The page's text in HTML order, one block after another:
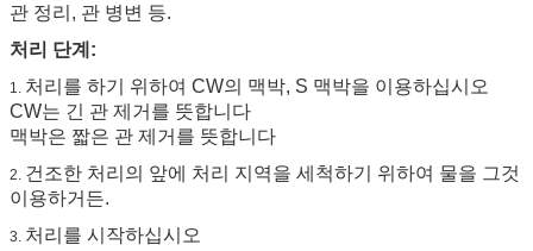
관 정리, 관 병변 등.
처리 단계:
1. 처리를 하기 위하여 CW의 맥박, S 맥박을 이용하십시오
CW는 긴 관 제거를 뜻합니다
맥박은 짧은 관 제거를 뜻합니다
2. 건조한 처리의 앞에 처리 지역을 세척하기 위하여 물을 그것
이용하거든.
3. 처리를 시작하십시오